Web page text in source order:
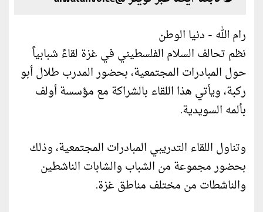
رام الله - دنيا الوطن
نظم تحالف السلام الفلسطيني في غزة لقاءً شبابياً
حول المبادرات المجتمعية، بحضور المدرب طلال أبو
ركبة، ويأتي هذا اللقاء بالشراكة مع مؤسسة أولف
بألمه السويدية.
وتناول اللقاء التدريبي المبادرات المجتمعية، وذلك
بحضور مجموعة من الشباب والشابات الناشطين
والناشطات من مختلف مناطق غزة.